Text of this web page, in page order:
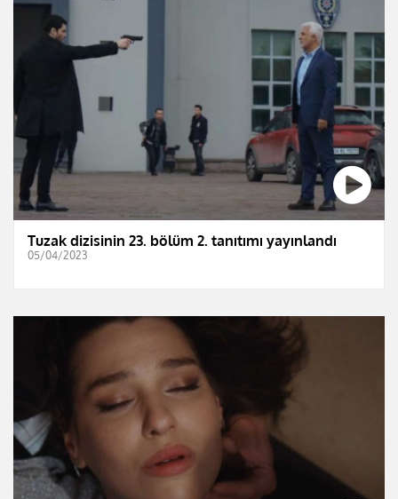
Tuzak dizisinin 23. bölüm 2. tanıtımı yayınlandı
05/04/2023